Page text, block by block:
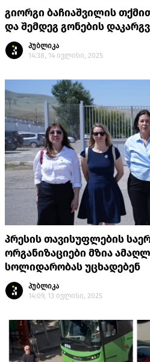
გიორგი ბაჩიაშვილის
და შემდეგ გონების
პუბლიკა
14:38, 14 ივლისი, 2025
პრესის თავისუფლების
ორგანიზაციები მზია
სოლიდარობას უცხადებენ
პუბლიკა
14:09, 13 ივლისი, 2025